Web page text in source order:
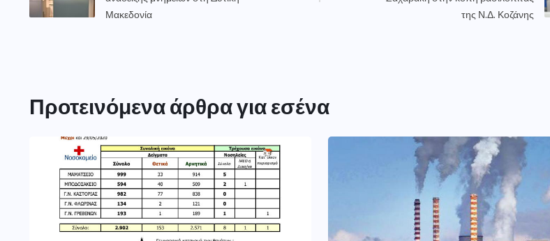
Μακεδονία
της Ν.Δ. Κοζάνης
Προτεινόμενα άρθρα για εσένα